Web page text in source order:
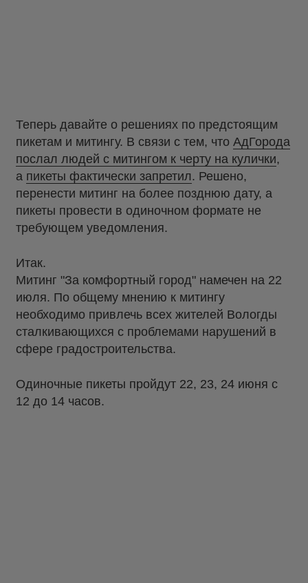
Теперь давайте о решениях по предстоящим
пикетам и митингу. В связи с тем, что АдГорода
послал людей с митингом к черту на кулички,
а пикеты фактически запретил. Решено,
перенести митинг на более позднюю дату, а
пикеты провести в одиночном формате не
требующем уведомления.
Итак.
Митинг "За комфортный город" намечен на 22
июля. По общему мнению к митингу
необходимо привлечь всех жителей Вологды
сталкивающихся с проблемами нарушений в
сфере градостроительства.
Одиночные пикеты пройдут 22, 23, 24 июня с
12 до 14 часов.